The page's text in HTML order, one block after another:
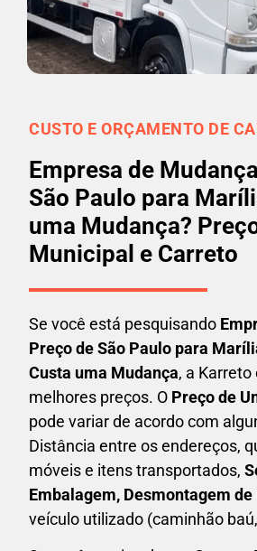
CUSTO E ORÇAMENTO DE
Empresa de
São Paulo para
uma Mudança?
Municipal e Carreto
Se você está pesquisando
Preço de São Paulo para
Custa uma Mudança, a
melhores preços. O Preço de
pode variar de acordo com
Distância entre os endereços,
móveis e itens transportados, S
Embalagem, Desmontagem
veículo utilizado (caminhão